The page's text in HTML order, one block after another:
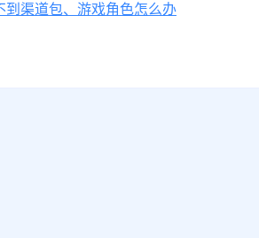
到渠道包、游戏角色怎么办